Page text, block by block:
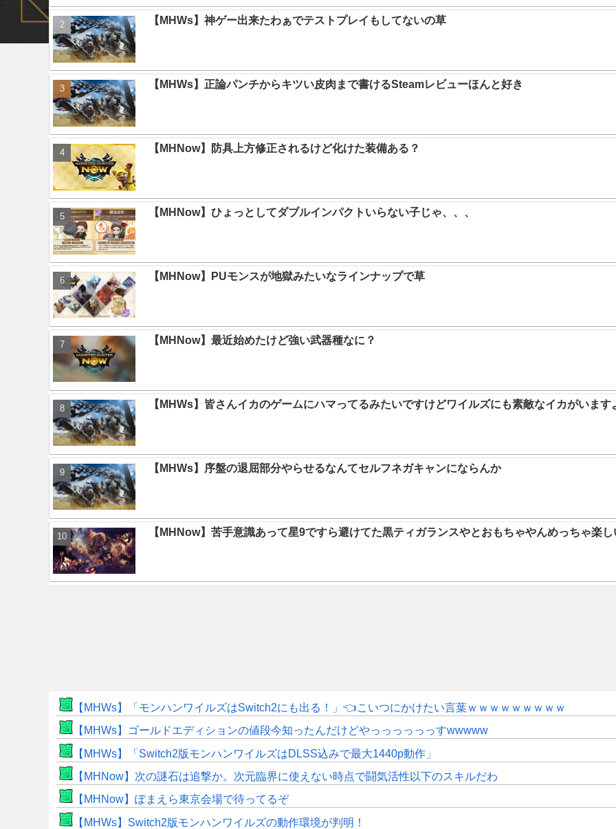
【MHWs】神ゲー出来たわぁでテストプレイもしてないの草
【MHWs】正論パンチからキツい皮肉まで書けるSteamレビューほんと好き
【MHNow】防具上方修正されるけど化けた装備ある？
【MHNow】ひょっとしてダブルインパクトいらない子じゃ、、、
【MHNow】PUモンスが地獄みたいなラインナップで草
【MHNow】最近始めたけど強い武器種なに？
【MHWs】皆さんイカのゲームにハマってるみたいですけどワイルズにも素敵なイカがいます
【MHWs】序盤の退屈部分やらせるなんてセルフネガキャンにならんか
【MHNow】苦手意識あって星9ですら避けてた黒ティガランスやとおもちゃやんめっちゃ楽し
【MHWs】「モンハンワイルズはSwitch2にも出る！」👈こいつにかけたい言葉ｗｗｗｗｗｗｗｗｗ
【MHWs】ゴールドエディションの値段今知ったんだけどやっっっっっっすwwwww
【MHWs】「Switch2版モンハンワイルズはDLSS込みで最大1440p動作」
【MHNow】次の謎石は追撃か。次元臨界に使えない時点で闘気活性以下のスキルだわ
【MHNow】ぽまえら東京会場で待ってるぞ
【MHWs】Switch2版モンハンワイルズの動作環境が判明！